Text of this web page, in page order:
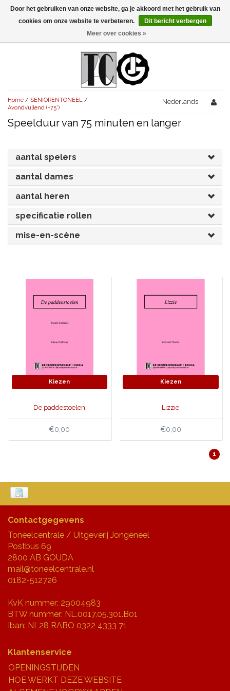
Menu
AVONDVULLEND (+75')
KORT (-30')
OVERIG (30'-75')
UITGELICHT!
AVONDVULLEND (+75')
KORT (-30')
OVERIG (30'-75')
UITGELICHT!
THRILLERS
AVONDVULLEND (+75')
OVERIG (30'-75')
SENIORENTONEEL
KORT (-30')
OVERIG (30'-75')
UITGELICHT!
SPEKTAKELSTUKKEN
JUBILEUMSTUK
KOSTUUMSTUK
MUSICAL
OVERIG
SINTERKLAASTONEEL
KERSTTONEEL
PAASTONEEL
HANDBOEKEN
SKETCHES
RECHTEN REGELEN
Home / SENIORENTONEEL /
Avondvullend (+75')
Nederlands
Speelduur van 75 minuten en langer
aantal spelers
aantal dames
aantal heren
specificatie rollen
mise-en-scène
Kiezen
De paddestoelen
€0,00
Kiezen
Lizzie
€0,00
1
Contactgegevens
Toneelcentrale / Uitgeverij Jongeneel
Postbus 69
2800 AB GOUDA
mail@toneelcentrale.nl
0182-512726
KvK nummer: 29004983
BTW nummer: NL.0017.05.301.B01
Iban: NL28 RABO 0322 4333 71
Klantenservice
OPENINGSTIJDEN
HOE WERKT DEZE WEBSITE
Door het gebruiken van onze website, ga je akkoord met het gebruik van
cookies om onze website te verbeteren.
Dit bericht verbergen
Meer over cookies »